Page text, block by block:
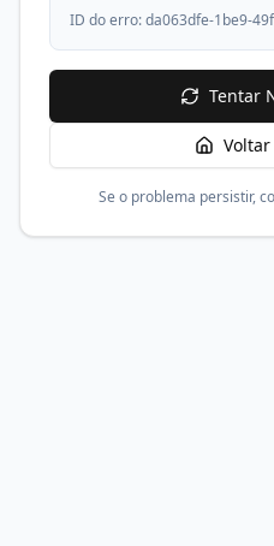
ID do erro:da063dfe-1be9-
Tentar
Se o problema persistir,